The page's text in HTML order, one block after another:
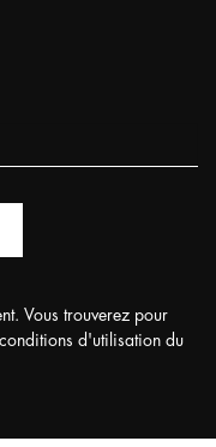
Vous trouverez pour
d'utilisation du